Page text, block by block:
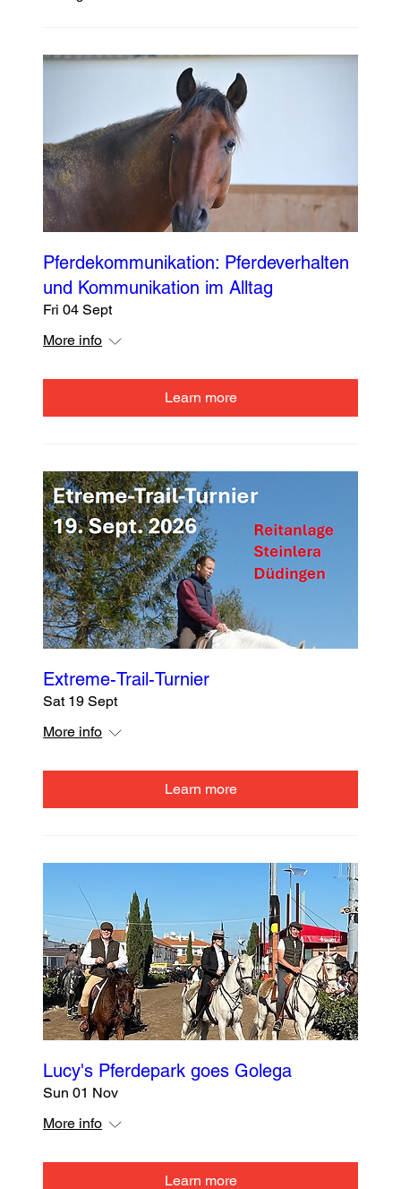
Pferdekommunikation: Pferdeverhalten
und Kommunikation im Alltag
Fri 04 Sept
More info
Learn more
Extreme-Trail-Turnier
Sat 19 Sept
More info
Learn more
Lucy's Pferdepark goes Golega
Sun 01 Nov
More info
Learn more